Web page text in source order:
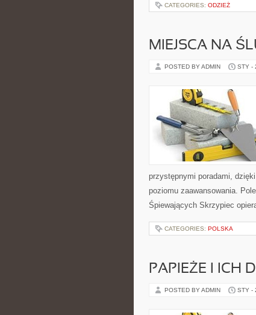
CATEGORIES: ODZIEŻ
MIEJSCA NA
POSTED BY ADMIN STY -
przystępnymi poradami,
poziomu zaawansowania.
Śpiewających Skrzypiec
CATEGORIES: POLSKA
PAPIEŻE I ICH
POSTED BY ADMIN STY -